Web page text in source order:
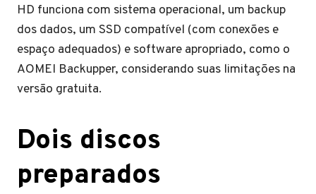
HD funciona com sistema operacional, um backup
dos dados, um SSD compatível (com conexões e
espaço adequados) e software apropriado, como o
AOMEI Backupper, considerando suas limitações na
versão gratuita.
Dois discos
preparados